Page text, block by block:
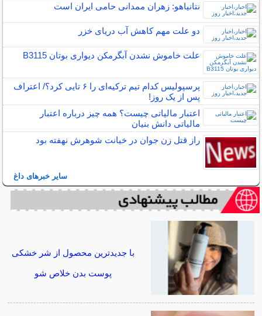
نتانیاهو: زهران ممدانی حامی ایران است
دو علت مهم کاهش آب دریای خزر
علت خاموش نشدن آبگرمکن دیواری بوتان B3115
پرسپولیس کدام تیم ترکیه‌ای را ۶ تایی کرد؟/ اعتراف
پس از یک روز!
اعتبار مالیاتی چیست؟ همه چیز درباره اعتبار
مالیاتی دانش بنیان
راز قتل زن جوان در خیانت شوهرش نهفته بود
سایر خبرهای داغ
با جدیدترین محصول از شر خشکی
پوست بدن خلاص شو